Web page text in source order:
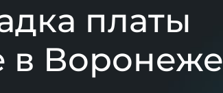
платы
в Воронеже